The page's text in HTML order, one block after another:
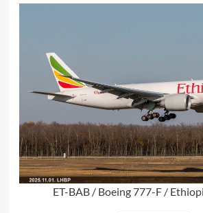
ET-BAB / Boeing 777-F /